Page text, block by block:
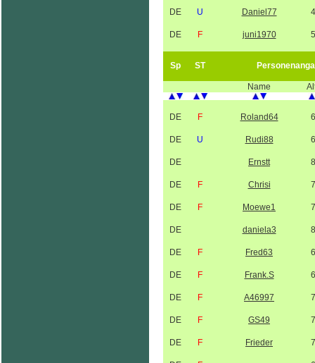
DE U Daniel77
DE F juni1970
Sp ST
Name
DE F Roland64
DE U Rudi88
DE Ernstt
DE F Chrisi
DE F Moewe1
DE daniela3
DE F Fred63
DE F Frank.S
DE F A46997
DE F GS49
DE F Frieder